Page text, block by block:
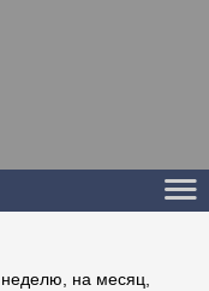
на месяц,